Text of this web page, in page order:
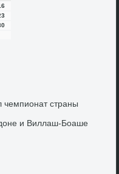
чемпионат страны
и Виллаш-Боаше